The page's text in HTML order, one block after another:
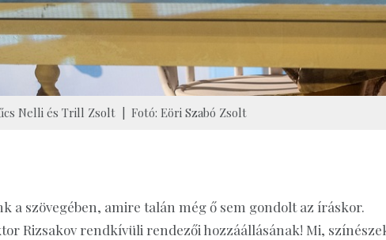
Nelli és Trill Zsolt | Fotó: Eöri Szabó Zsolt
a szövegében, amire talán még ő sem gondolt az íráskor.
Rizsakov rendkívüli rendezői hozzáállásának! Mi,